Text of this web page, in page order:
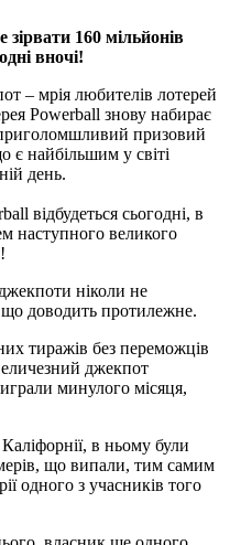
160 мільйонів
вночі!
– мрія любителів лотерей
Powerball знову набирає
призовий
є найбільшим у світі
день.
відбудеться сьогодні, в
наступного великого
ніколи не
доводить протилежне.
тиражів без переможців
джекпот
минулого місяця,
в ньому були
що випали, тим самим
одного з учасників того